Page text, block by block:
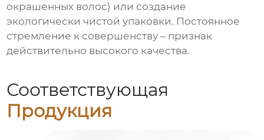
окрашенных волос) или создание
экологически чистой упаковки. Постоянное
стремление к совершенству – признак
действительно высокого качества.
Соответствующая
Продукция